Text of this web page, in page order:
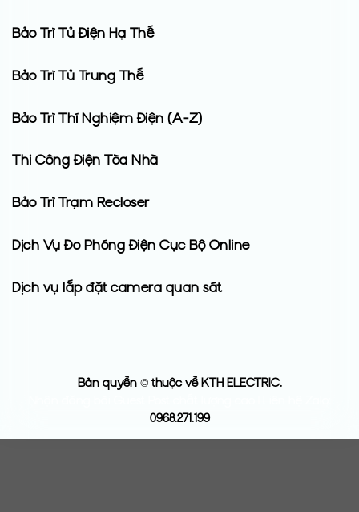
Bảo Trì Tủ Điện Hạ Thế
Bảo Trì Tủ Trung Thế
Bảo Trì Thí Nghiệm Điện (A-Z)
Thi Công Điện Tòa Nhà
Bảo Trì Trạm Recloser
Dịch Vụ Đo Phóng Điện Cục Bộ Online
Dịch vụ lắp đặt camera quan sát
Bản quyền © thuộc về KTH ELECTRIC.
0968.271.199